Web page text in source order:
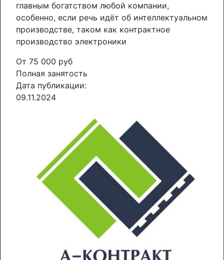
главным богатством любой компании,
особенно, если речь идёт об интеллектуальном
производстве, таком как контрактное
производство электроники
От 75 000 руб
Полная занятость
Дата публикации:
09.11.2024